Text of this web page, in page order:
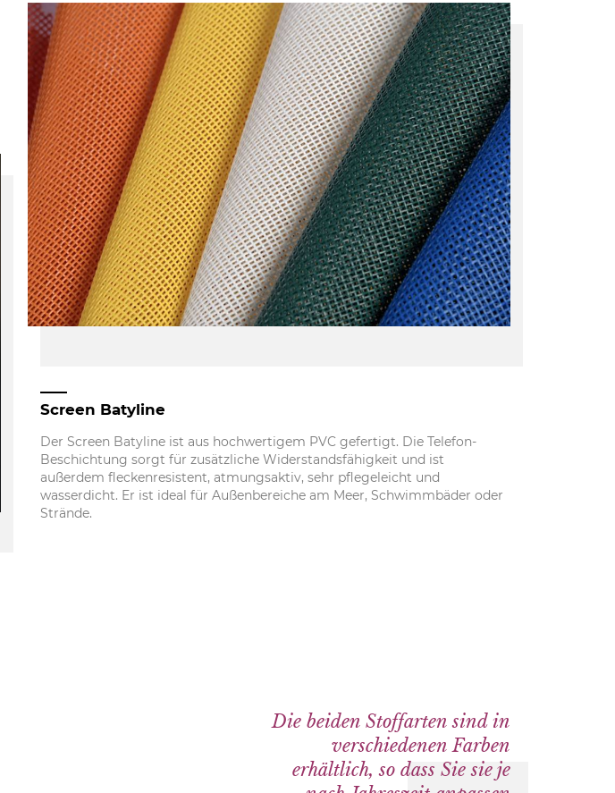
Screen Batyline
Der Screen Batyline ist aus hochwertigem PVC gefertigt. Die Telefon-
Beschichtung sorgt für zusätzliche Widerstandsfähigkeit und ist
außerdem fleckenresistent, atmungsaktiv, sehr pflegeleicht und
wasserdicht. Er ist ideal für Außenbereiche am Meer, Schwimmbäder oder
Strände.
Die beiden Stoffarten sind in
verschiedenen Farben
erhältlich, so dass Sie sie je